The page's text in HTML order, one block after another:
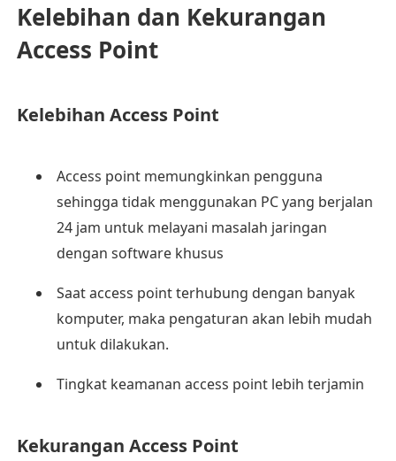
Kelebihan dan Kekurangan
Access Point
Kelebihan Access Point
Access point memungkinkan pengguna
sehingga tidak menggunakan PC yang berjalan
24 jam untuk melayani masalah jaringan
dengan software khusus
Saat access point terhubung dengan banyak
komputer, maka pengaturan akan lebih mudah
untuk dilakukan.
Tingkat keamanan access point lebih terjamin
Kekurangan Access Point